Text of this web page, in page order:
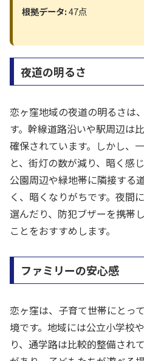
根拠データ:47点
夜道の明るさ
恋ヶ窪地域の夜道の明るさは
す。幹線道路沿いや駅周辺は
確保されています。しかし、
と、街灯の数が減り、暗く感
公園周辺や緑地帯に隣接する
く、暗くなりがちです。夜間
選んだり、防犯ブザーを携帯
ことをおすすめします。
ファミリーの安心感
恋ヶ窪は、子育て世帯にとっ
境です。地域には公立小学校
り、通学路は比較的整備され